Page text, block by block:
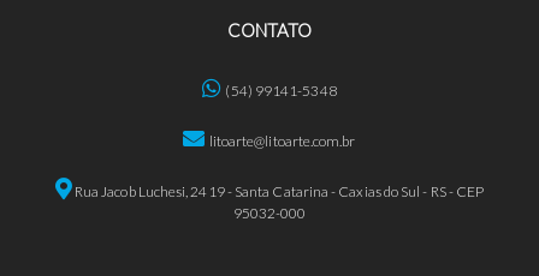
CONTATO
(54) 99141-5348
litoarte@litoarte.com.br
Rua Jacob Luchesi, 2419 - Santa Catarina - Caxias do Sul - RS - CEP
95032-000